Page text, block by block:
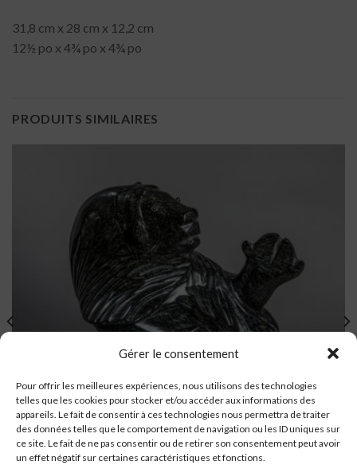
Gérer le consentement
Pour offrir les meilleures expériences, nous utilisons des technologies
telles que les cookies pour stocker et/ou accéder aux informations des
appareils. Le fait de consentir à ces technologies nous permettra de traiter
des données telles que le comportement de navigation ou les ID uniques sur
ce site. Le fait de ne pas consentir ou de retirer son consentement peut avoir
un effet négatif sur certaines caractéristiques et fonctions.
31,8 cm x 28 cm x 12,2 cm
12½ po x 4¾ po x 4¾ po
PRODUITS SIMILAIRES